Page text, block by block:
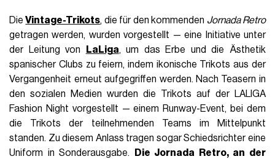
DieVintage-Trikots, die für den kommenden Jornada Retro
getragen werden, wurden vorgestellt — eine Initiative unter
der Leitung von
LaLiga, um das Erbe und die Ästhetik
spanischer Clubs zu feiern, indem ikonische Trikots aus der
Vergangenheit erneut aufgegriffen werden. Nach Teasern in
den sozialen Medien wurden die Trikots auf der LALIGA
Fashion Night vorgestellt — einem Runway-Event, bei dem
die Trikots der teilnehmenden Teams im Mittelpunkt
standen. Zu diesem Anlass tragen sogar Schiedsrichter eine
Uniform in Sonderausgabe.
Die Jornada Retro, an der